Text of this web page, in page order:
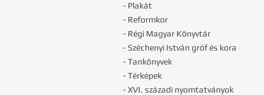
- Plakát
- Reformkor
- Régi Magyar Könyvtár
- Széchenyi István gróf és kora
- Tankönyvek
- Térképek
- XVI. századi nyomtatványok